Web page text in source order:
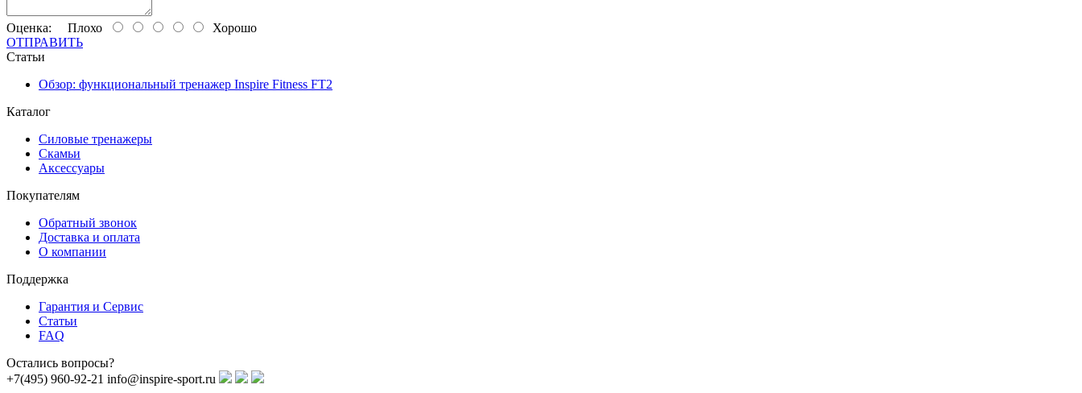
Оценка: Плохо
Хорошо
ОТПРАВИТЬ
Статьи
Обзор: функциональный тренажер Inspire Fitness FT2
Каталог
Силовые тренажеры
Скамьи
Аксессуары
Покупателям
Обратный звонок
Доставка и оплата
О компании
Поддержка
Гарантия и Сервис
Статьи
FAQ
Остались вопросы?
+7(495) 960-92-21 info@inspire-sport.ru